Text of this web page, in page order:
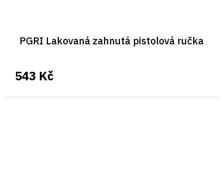
PGRI Lakovaná zahnutá pistolová ručka
543 Kč